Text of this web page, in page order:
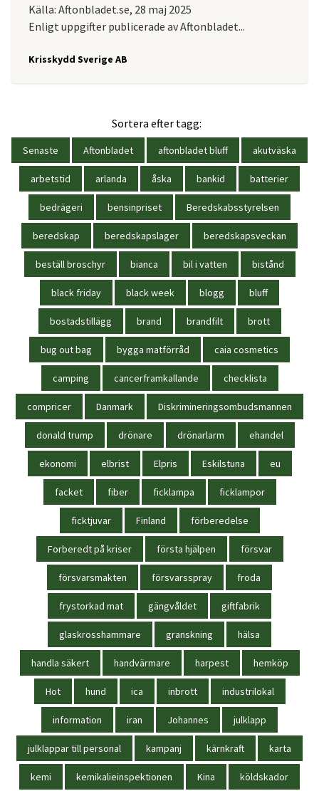
Källa: Aftonbladet.se, 28 maj 2025
Enligt uppgifter publicerade av Aftonbladet...
Krisskydd Sverige AB
Sortera efter tagg:
Senaste Aftonbladet aftonbladet bluff akutväska
arbetstid arlanda åska bankid batterier
bedrägeri bensinpriset Beredskabsstyrelsen
beredskap beredskapslager beredskapsveckan
beställ broschyr bianca bil i vatten bistånd
black friday black week blogg bluff
bostadstillägg brand brandfilt brott
bug out bag bygga matförråd caia cosmetics
camping cancerframkallande checklista
compricer Danmark Diskrimineringsombudsmannen
donald trump drönare drönarlarm ehandel
ekonomi elbrist Elpris Eskilstuna eu
facket fiber ficklampa ficklampor
ficktjuvar Finland förberedelse
Forberedt på kriser första hjälpen försvar
försvarsmakten försvarsspray froda
frystorkad mat gängvåldet giftfabrik
glaskrosshammare granskning hälsa
handla säkert handvärmare harpest hemköp
Hot hund ica inbrott industrilokal
information iran Johannes julklapp
julklappar till personal kampanj kärnkraft karta
kemi kemikalieinspektionen Kina köldskador